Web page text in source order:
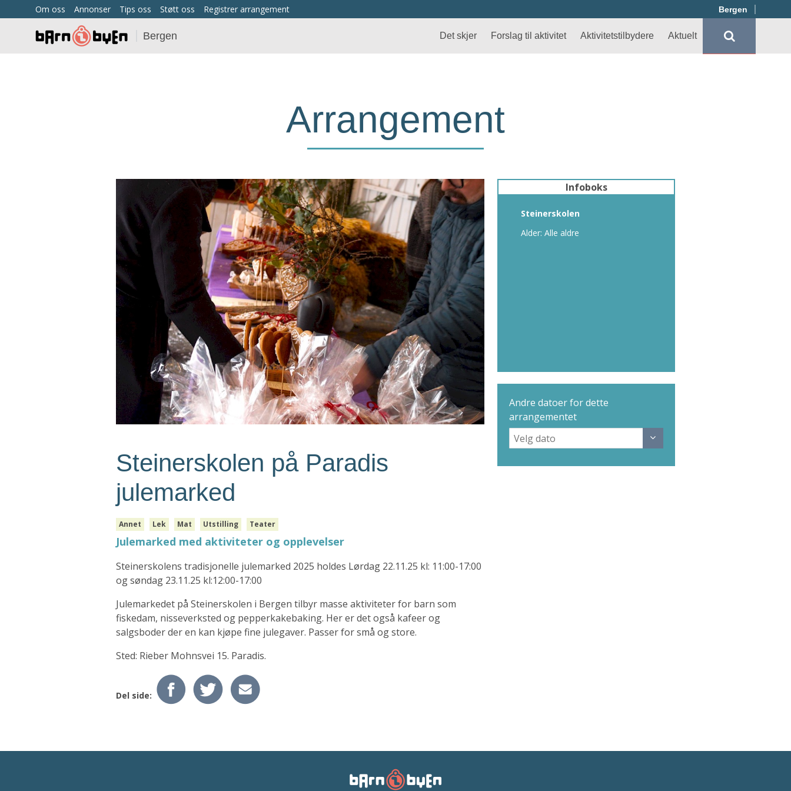
Om oss Annonser Tips oss Støtt oss Registrer arrangement Bergen
Bergen Det skjer Forslag til aktivitet Aktivitetstilbydere Aktuelt
Arrangement
Steinerskolen på Paradis
julemarked
Annet Lek Mat Utstilling Teater
Julemarked med aktiviteter og opplevelser
Steinerskolens tradisjonelle julemarked 2025 holdes Lørdag 22.11.25 kl: 11:00-17:00
og søndag 23.11.25 kl:12:00-17:00
Julemarkedet på Steinerskolen i Bergen tilbyr masse aktiviteter for barn som
fiskedam, nisseverksted og pepperkakebaking. Her er det også kafeer og
salgsboder der en kan kjøpe fine julegaver. Passer for små og store.
Sted: Rieber Mohnsvei 15. Paradis.
Del side:
Infoboks
Steinerskolen
Alder: Alle aldre
Andre datoer for dette
arrangementet